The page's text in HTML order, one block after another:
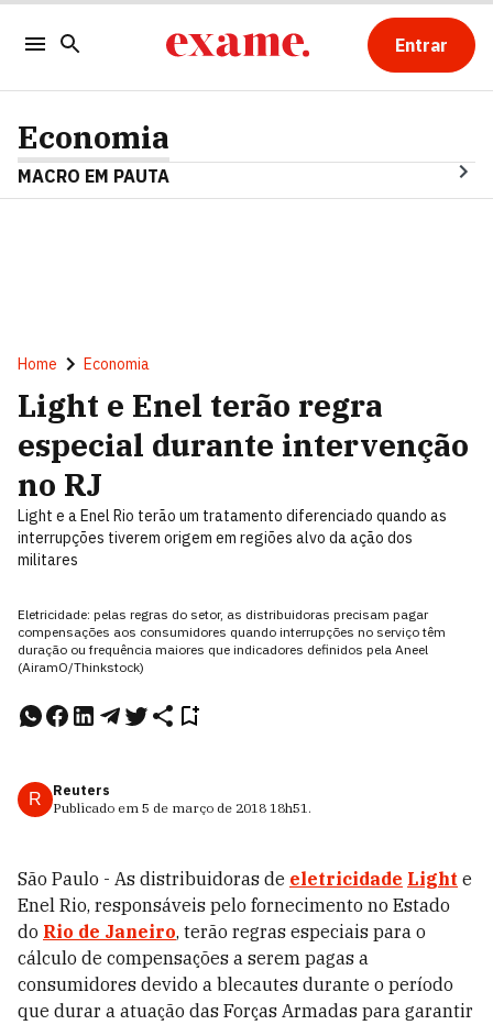
Entrar
Economia
MACRO EM PAUTA
Home Economia
Light e Enel terão regra
especial durante intervenção
no RJ
Light e a Enel Rio terão um tratamento diferenciado quando as
interrupções tiverem origem em regiões alvo da ação dos
militares
Eletricidade: pelas regras do setor, as distribuidoras precisam pagar
compensações aos consumidores quando interrupções no serviço têm
duração ou frequência maiores que indicadores definidos pela Aneel
(AiramO/Thinkstock)
R
Reuters
Publicado em 5 de março de 2018 18h51.
São Paulo - As distribuidoras de eletricidade Light e
Enel Rio, responsáveis pelo fornecimento no Estado
do Rio de Janeiro, terão regras especiais para o
cálculo de compensações a serem pagas a
consumidores devido a blecautes durante o período
que durar a atuação das Forças Armadas para garantir